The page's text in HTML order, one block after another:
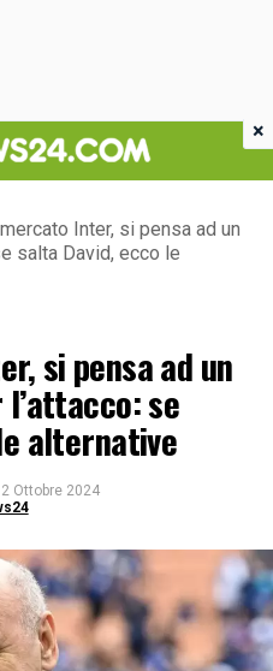
Inter, si pensa ad un
salta David, ecco le
si pensa ad un
se
alternative
Ottobre 2024
×